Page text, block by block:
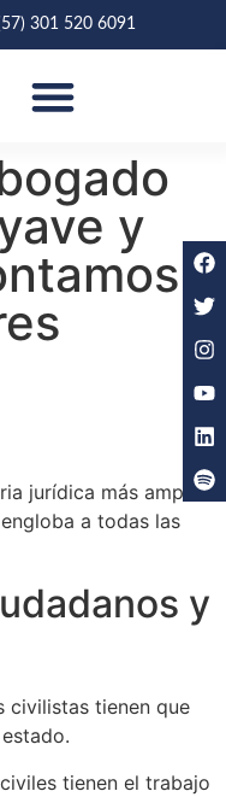
301 520 6091
y
jurídica más amplia
a todas las
y
civilistas tienen que
tienen el trabajo